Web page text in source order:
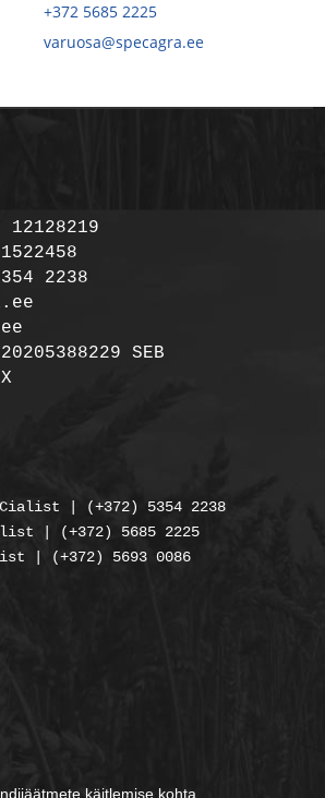
+372 5685 2225
varuosa@specagra.ee
2238
SEB
| (+372) 5354 2238
| (+372) 5685 2225
| (+372) 5693 0086
käitlemise kohta